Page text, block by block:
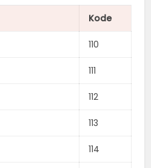
Kode
110
111
112
113
114